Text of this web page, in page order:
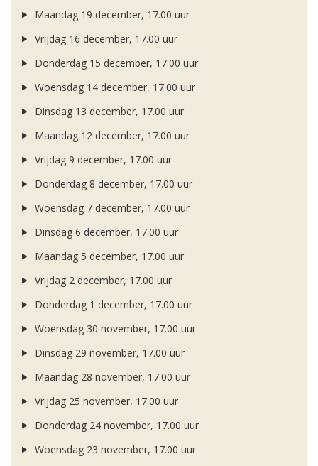
Maandag 19 december, 17.00 uur
Vrijdag 16 december, 17.00 uur
Donderdag 15 december, 17.00 uur
Woensdag 14 december, 17.00 uur
Dinsdag 13 december, 17.00 uur
Maandag 12 december, 17.00 uur
Vrijdag 9 december, 17.00 uur
Donderdag 8 december, 17.00 uur
Woensdag 7 december, 17.00 uur
Dinsdag 6 december, 17.00 uur
Maandag 5 december, 17.00 uur
Vrijdag 2 december, 17.00 uur
Donderdag 1 december, 17.00 uur
Woensdag 30 november, 17.00 uur
Dinsdag 29 november, 17.00 uur
Maandag 28 november, 17.00 uur
Vrijdag 25 november, 17.00 uur
Donderdag 24 november, 17.00 uur
Woensdag 23 november, 17.00 uur